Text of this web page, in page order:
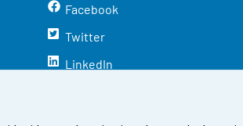
Facebook
Twitter
LinkedIn